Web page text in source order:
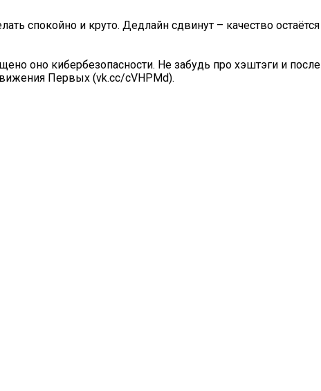
спокойно и круто. Дедлайн сдвинут – качество остаётся
оно кибербезопасности. Не забудь про хэштэги и после
Первых (vk.cc/cVHPMd).